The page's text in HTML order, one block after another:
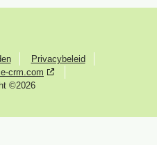
Privacybeleid
crm.com
©2026